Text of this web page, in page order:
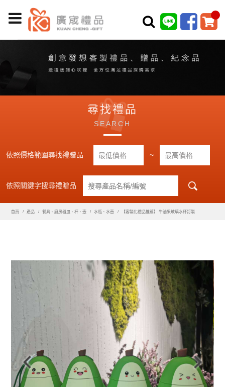
尋找禮品
SEARCH
依照價格範圍尋找禮贈品 ~
依照關鍵字搜尋禮贈品
首頁 產品 餐具、廚房器皿、杯、壺 水瓶、水壺 【客製化禮品推薦】 牛油果玻璃水杯訂製